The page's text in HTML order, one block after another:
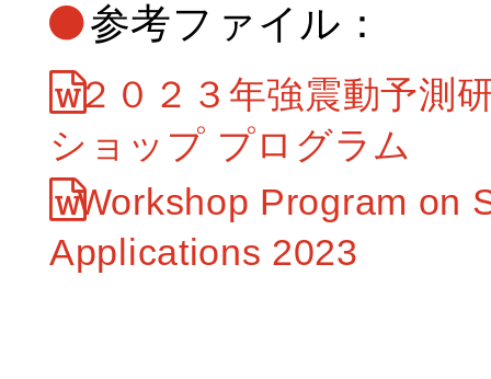
参考ファイル：
２０２３年強震動予測
ショップ プログラム
Workshop Program on
Applications 2023